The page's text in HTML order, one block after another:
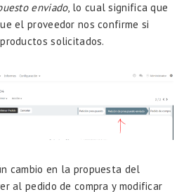
enviado, lo cual significa que
el proveedor nos confirme si
solicitados.
cambio en la propuesta del
al pedido de compra y modificar